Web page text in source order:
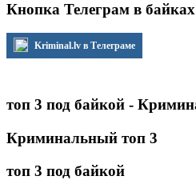
Кнопка Телеграм в байках
Kriminal.lv в Телеграме
топ 3 под байкой -
Криминальный топ 3
топ 3 под байкой